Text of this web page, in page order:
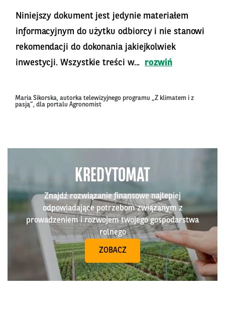
Niniejszy dokument jest jedynie materiałem
informacyjnym do użytku odbiorcy i nie stanowi
rekomendacji do dokonania jakiejkolwiek
inwestycji. Wszystkie treści w...
rozwiń
Maria Sikorska, autorka telewizyjnego programu „Z klimatem i z
pasją”, dla portalu Agronomist
KREDYTOMAT
Znajdź rozwiązanie finansowe najlepiej
odpowiadające potrzebom związanym z
prowadzeniem i rozwojem twojego gospodarstwa
rolnego
ZOBACZ